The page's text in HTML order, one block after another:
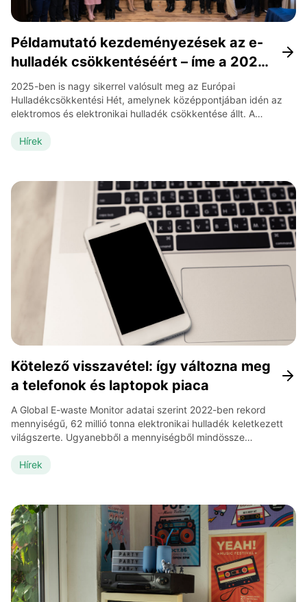
Példamutató kezdeményezések az e-
hulladék csökkentéséért – íme a 2025-
ös EWWR magyar díjazottjai
2025-ben is nagy sikerrel valósult meg az Európai
Hulladékcsökkentési Hét, amelynek középpontjában idén az
elektromos és elektronikai hulladék csökkentése állt. A
amelyekben szervezetek, intézmények és magánszemélyek
legkiemelkedőbb akciókat az ünnepélyes díjátadón hirdették
ki. Díjazottak kategóriánként Egyesület, civil […]
Hírek
Kötelező visszavétel: így változna meg
a telefonok és laptopok piaca
A Global E-waste Monitor adatai szerint 2022-ben rekord
mennyiségű, 62 millió tonna elektronikai hulladék keletkezett
világszerte. Ugyanebből a mennyiségből mindössze
Ez a trend azt jelzi, hogy az elektronikai hulladék a világ
a fogyasztási ciklusok gyorsulásával. Az uniós rendszer
jelenlegi állapota […]
Hírek